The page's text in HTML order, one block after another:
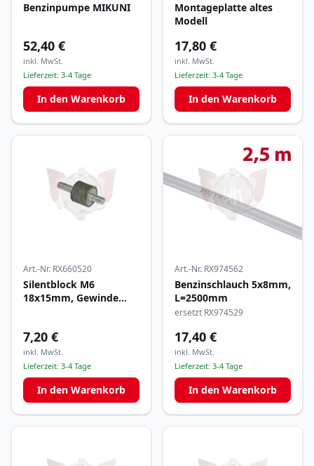
Benzinpumpe MIKUNI
52,40 €
inkl. MwSt.
Lieferzeit: 3-4 Tage
In den Warenkorb
Montageplatte altes
Modell
17,80 €
inkl. MwSt.
Lieferzeit: 3-4 Tage
In den Warenkorb
Art.-Nr. RX660520
Silentblock M6
18x15mm, Gewinde
7,20 €
inkl. MwSt.
Lieferzeit: 3-4 Tage
In den Warenkorb
Art.-Nr. RX974562
Benzinschlauch 5x8mm,
L=2500mm
ersetzt RX974529
17,40 €
inkl. MwSt.
Lieferzeit: 3-4 Tage
In den Warenkorb